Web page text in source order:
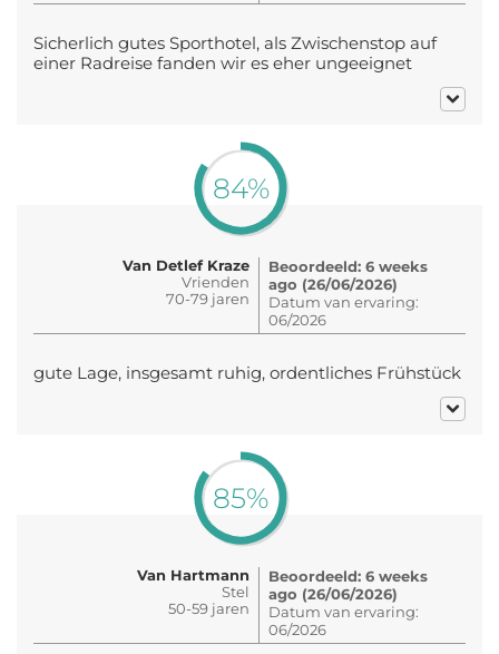
Sicherlich gutes Sporthotel, als Zwischenstop auf
einer Radreise fanden wir es eher ungeeignet
84%
Van Detlef Kraze
Vrienden
70-79 jaren
Beoordeeld: 6 weeks
ago (26/06/2026)
Datum van ervaring:
06/2026
gute Lage, insgesamt ruhig, ordentliches Frühstück
85%
Van Hartmann
Stel
50-59 jaren
Beoordeeld: 6 weeks
ago (26/06/2026)
Datum van ervaring:
06/2026